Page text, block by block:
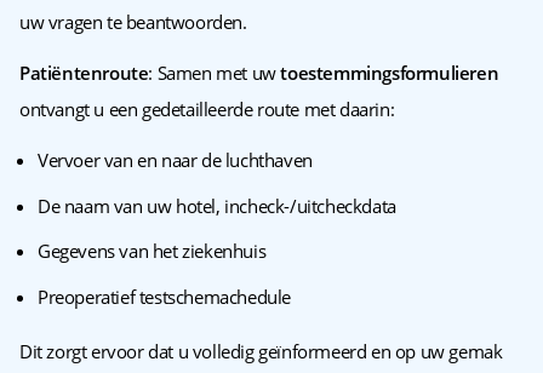
uw vragen te beantwoorden.
Patiëntenroute: Samen met uwtoestemmingsformulieren
ontvangt u een gedetailleerde route met daarin:
Vervoer van en naar de luchthaven
De naam van uw hotel, incheck-/uitcheckdata
Gegevens van het ziekenhuis
Preoperatief testschemachedule
Dit zorgt ervoor dat u volledig geïnformeerd en op uw gemak